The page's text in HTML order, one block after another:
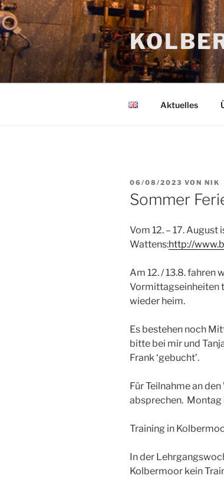
Zum
Inhalt
springen
Aktuelles
VERÖFFENTLICHT
AM
06/08/2023 VON NIK
Sommer
Vom 12. – 17.
Wattens:http://
Am 12. / 13.8. fahren
Vormittagseinheiten
wieder heim.
Es bestehen noch
bitte bei mir und
Frank ‘gebucht’.
Für Teilnahme an
absprechen. Montag
Training in
In der
Kolbermoor kein